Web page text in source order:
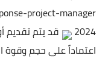
project-manager
2024
قد يتم تقديم
اعتماداً على حجم وقوة